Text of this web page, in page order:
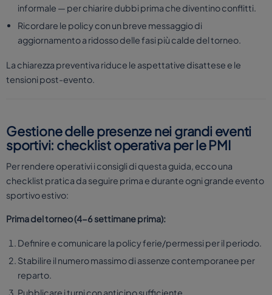
informale — per chiarire dubbi prima che diventino conflitti.
Ricordare le policy con un breve messaggio di
aggiornamento a ridosso delle fasi più calde del torneo.
La chiarezza preventiva riduce le aspettative disattese e le
tensioni post-evento.
Gestione delle presenze nei grandi eventi
sportivi: checklist operativa per le PMI
Per rendere operativi i consigli di questa guida, ecco una
checklist pratica da seguire prima e durante ogni grande evento
sportivo estivo:
Prima del torneo (4-6 settimane prima):
Definire e comunicare la policy ferie/permessi per il periodo.
Stabilire il numero massimo di assenze contemporanee per
reparto.
Pubblicare i turni con anticipo sufficiente.